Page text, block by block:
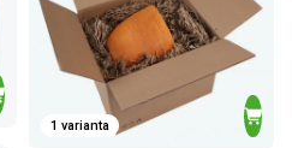
1 varianta